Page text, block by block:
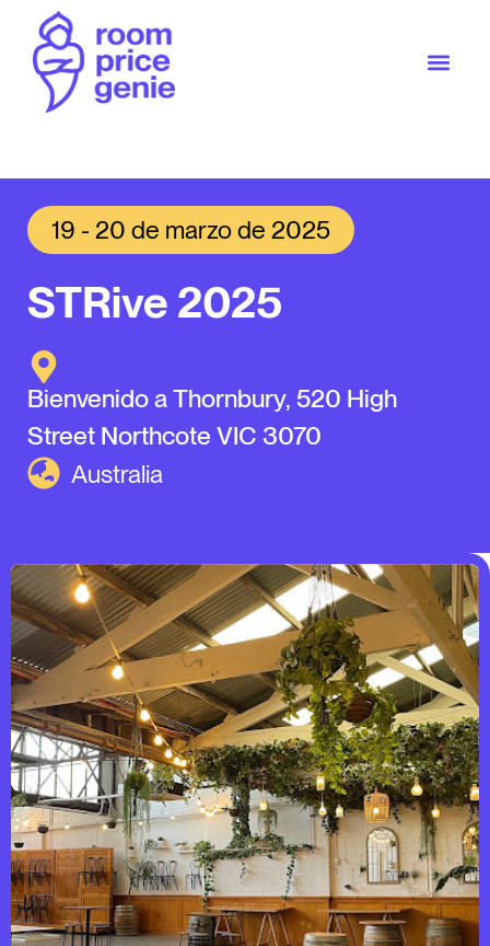
19 - 20 de marzo de 2025
STRive 2025
Bienvenido a Thornbury, 520 High
Street Northcote VIC 3070
Australia